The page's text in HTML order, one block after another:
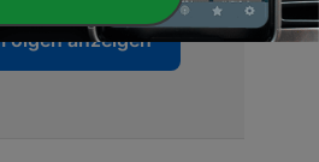
anzeigen